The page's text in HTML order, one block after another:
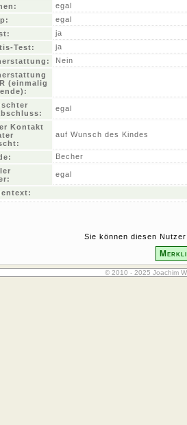
egal
egal
ja
Test:
ja
Nein
(einmalig
egal
Kontakt
auf Wunsch des Kindes
Becher
egal
Sie können diesen
© 2010 - 2025 Joachim